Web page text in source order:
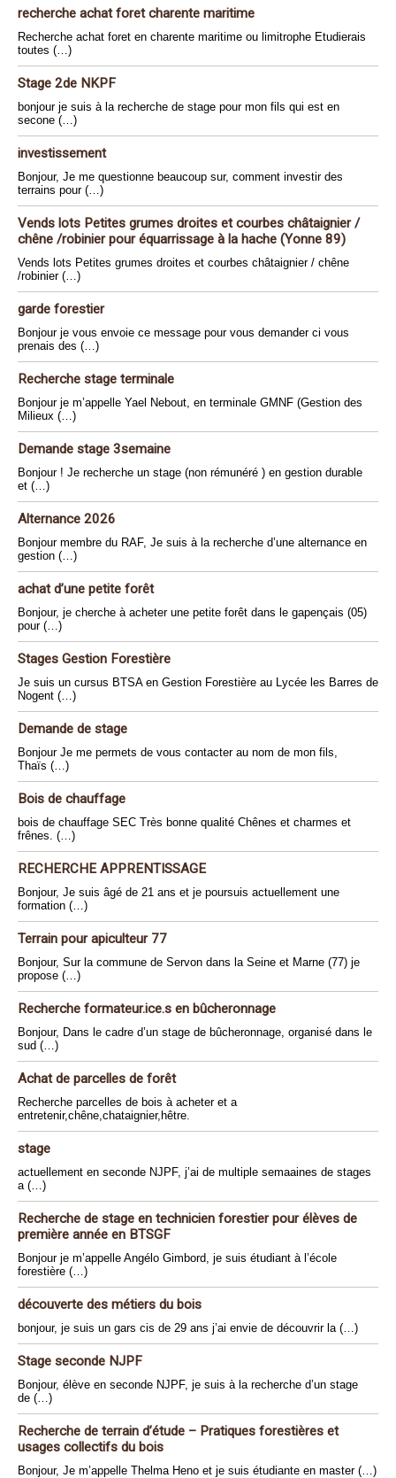
recherche achat foret charente maritime
Recherche achat foret en charente maritime ou limitrophe Etudierais
toutes (…)
Stage 2de NKPF
bonjour je suis à la recherche de stage pour mon fils qui est en
secone (…)
investissement
Bonjour, Je me questionne beaucoup sur, comment investir des
terrains pour (…)
Vends lots Petites grumes droites et courbes châtaignier /
chêne /robinier pour équarrissage à la hache (Yonne 89)
Vends lots Petites grumes droites et courbes châtaignier / chêne
/robinier (…)
garde forestier
Bonjour je vous envoie ce message pour vous demander ci vous
prenais des (…)
Recherche stage terminale
Bonjour je m’appelle Yael Nebout, en terminale GMNF (Gestion des
Milieux (…)
Demande stage 3semaine
Bonjour ! Je recherche un stage (non rémunéré ) en gestion durable
et (…)
Alternance 2026
Bonjour membre du RAF, Je suis à la recherche d’une alternance en
gestion (…)
achat d’une petite forêt
Bonjour, je cherche à acheter une petite forêt dans le gapençais (05)
pour (…)
Stages Gestion Forestière
Je suis un cursus BTSA en Gestion Forestière au Lycée les Barres de
Nogent (…)
Demande de stage
Bonjour Je me permets de vous contacter au nom de mon fils,
Thaïs (…)
Bois de chauffage
bois de chauffage SEC Très bonne qualité Chênes et charmes et
frênes. (…)
RECHERCHE APPRENTISSAGE
Bonjour, Je suis âgé de 21 ans et je poursuis actuellement une
formation (…)
Terrain pour apiculteur 77
Bonjour, Sur la commune de Servon dans la Seine et Marne (77) je
propose (…)
Recherche formateur.ice.s en bûcheronnage
Bonjour, Dans le cadre d’un stage de bûcheronnage, organisé dans le
sud (…)
Achat de parcelles de forêt
Recherche parcelles de bois à acheter et a
entretenir,chêne,chataignier,hêtre.
stage
actuellement en seconde NJPF, j’ai de multiple semaaines de stages
a (…)
Recherche de stage en technicien forestier pour élèves de
première année en BTSGF
Bonjour je m’appelle Angélo Gimbord, je suis étudiant à l’école
forestière (…)
découverte des métiers du bois
bonjour, je suis un gars cis de 29 ans j’ai envie de découvrir la (…)
Stage seconde NJPF
Bonjour, élève en seconde NJPF, je suis à la recherche d’un stage
de (…)
Recherche de terrain d’étude – Pratiques forestières et
usages collectifs du bois
Bonjour, Je m’appelle Thelma Heno et je suis étudiante en master (…)